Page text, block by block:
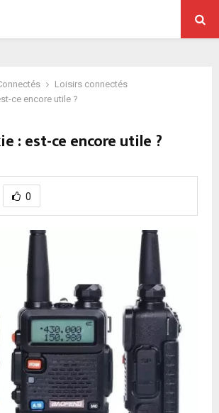
Loisirs connectés
ce encore utile ?
: est-ce encore utile ?
0